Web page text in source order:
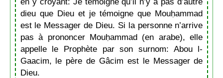
dieu que Dieu et je témoigne que Mouḥammad
est le Messager de Dieu. Si la personne n’arrive
pas à prononcer Mouḥammad (en arabe), elle
appelle le Prophète par son surnom: Abou l-
Gaacim, le père de Gâcim est le Messager de
Dieu.